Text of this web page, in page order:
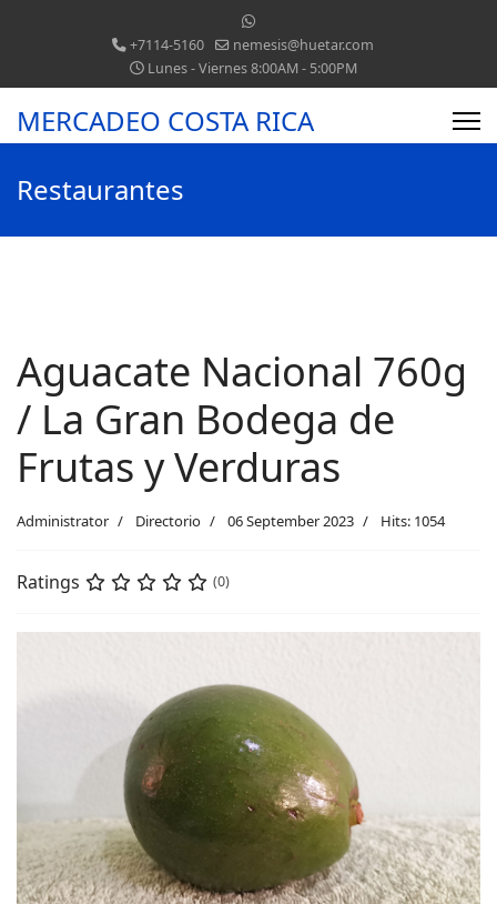
+7114-5160
nemesis@huetar.com
Lunes - Viernes 8:00AM - 5:00PM
MERCADEO COSTA RICA
Restaurantes
Aguacate Nacional 760g
/ La Gran Bodega de
Frutas y Verduras
Administrator Directorio 06 September 2023 Hits: 1054
Ratings (0)